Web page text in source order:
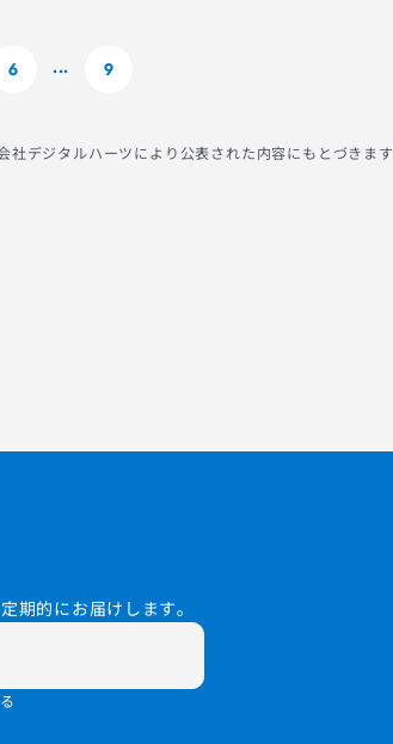
6 ... 9
デジタルハーツにより公表された内容にもとづきます
期的にお届けします。